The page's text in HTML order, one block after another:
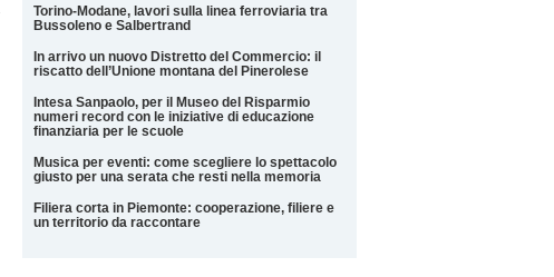
Torino-Modane, lavori sulla linea ferroviaria tra
Bussoleno e Salbertrand
In arrivo un nuovo Distretto del Commercio: il
riscatto dell’Unione montana del Pinerolese
Intesa Sanpaolo, per il Museo del Risparmio
numeri record con le iniziative di educazione
finanziaria per le scuole
Musica per eventi: come scegliere lo spettacolo
giusto per una serata che resti nella memoria
Filiera corta in Piemonte: cooperazione, filiere e
un territorio da raccontare